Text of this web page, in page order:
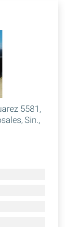
5581,
Sin.,